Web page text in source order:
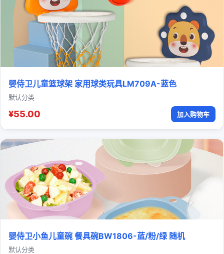
婴侍卫儿童篮球架 家用球类玩具LM709A-蓝色
默认分类
¥55.00 加入购物车
婴侍卫小鱼儿童碗 餐具碗BW1806-蓝/粉/绿 随机
默认分类